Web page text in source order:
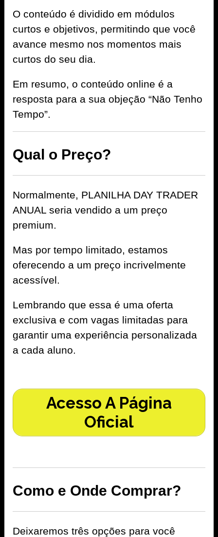
O conteúdo é dividido em módulos
curtos e objetivos, permitindo que você
avance mesmo nos momentos mais
curtos do seu dia.
Em resumo, o conteúdo online é a
resposta para a sua objeção “Não Tenho
Tempo”.
Qual o Preço?
Normalmente, PLANILHA DAY TRADER
ANUAL seria vendido a um preço
premium.
Mas por tempo limitado, estamos
oferecendo a um preço incrivelmente
acessível.
Lembrando que essa é uma oferta
exclusiva e com vagas limitadas para
garantir uma experiência personalizada
a cada aluno.
Acesso A Página
Oficial
Como e Onde Comprar?
Deixaremos três opções para você